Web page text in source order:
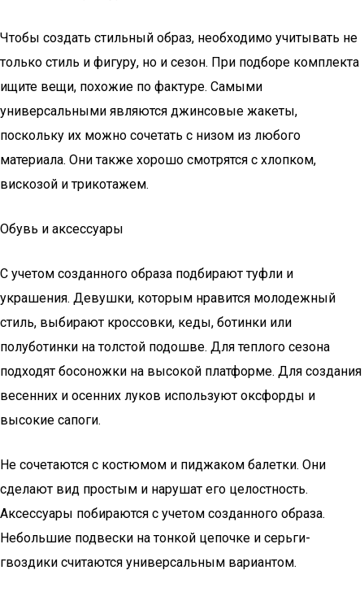
Чтобы создать стильный образ, необходимо учитывать не
только стиль и фигуру, но и сезон. При подборе комплекта
ищите вещи, похожие по фактуре. Самыми
универсальными являются джинсовые жакеты,
поскольку их можно сочетать с низом из любого
материала. Они также хорошо смотрятся с хлопком,
вискозой и трикотажем.
Обувь и аксессуары
С учетом созданного образа подбирают туфли и
украшения. Девушки, которым нравится молодежный
стиль, выбирают кроссовки, кеды, ботинки или
полуботинки на толстой подошве. Для теплого сезона
подходят босоножки на высокой платформе. Для создания
весенних и осенних луков используют оксфорды и
высокие сапоги.
Не сочетаются с костюмом и пиджаком балетки. Они
сделают вид простым и нарушат его целостность.
Аксессуары побираются с учетом созданного образа.
Небольшие подвески на тонкой цепочке и серьги-
гвоздики считаются универсальным вариантом.